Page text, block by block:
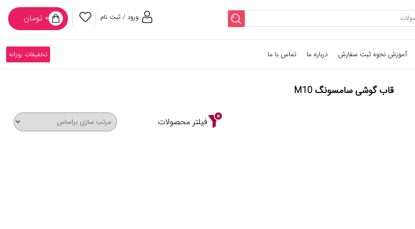
ورود / ثبت نام ۰ تومان
آموزش نحوه ثبت سفارش درباره ما تماس با ما تخفیفات روزانه
قاب گوشی سامسونگ M10
فیلتر محصولات